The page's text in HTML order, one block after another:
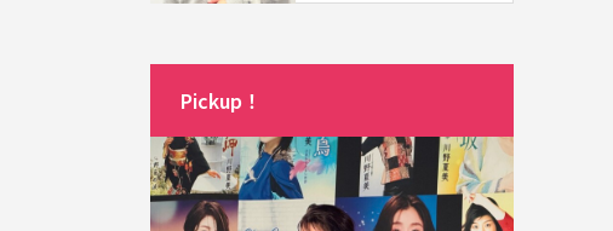
Pickup！